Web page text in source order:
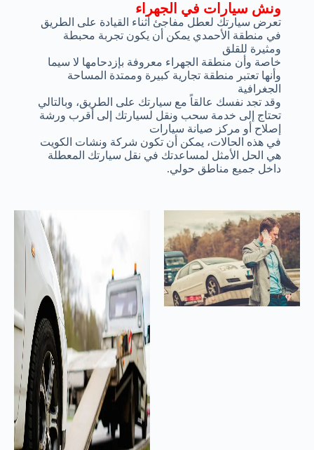
ونش سيارات في الجهراء
تعرض سيارتك لعطل مفاجئ أثناء القيادة على الطريق
في منطقة الأحمدي يمكن أن يكون تجربة محبطة
ومثيرة للقلق
خاصة وأن منطقة الجهراء معروفة بإزدحامها لا سيما
وأنها تعتبر منطقة تجارية كبيرة وممتدة المساحة
الجغرافية
وقد تجد نفسك عالقاً مع سيارتك على الطريق، وبالتالي
تحتاج إلى خدمة سحب ونقل لسيارتك إلى أقرب ورشة
إصلاح أو مركز صيانة سيارات
في هذه الحالات، يمكن أن تكون شركة ونشات الكويت
هي الحل الأمثل لمساعدتك في نقل سيارتك المعطلة
داخل جميع مناطق حولي.